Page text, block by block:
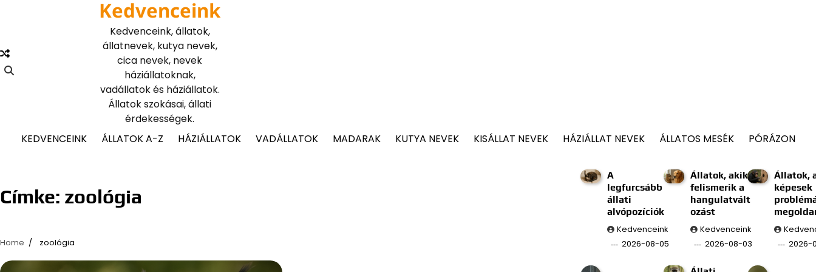
Kedvenceink
Kedvenceink, állatok,
állatnevek, kutya nevek,
cica nevek, nevek
háziállatoknak,
vadállatok és háziállatok.
Állatok szokásai, állati
érdekességek.
KEDVENCEINK
ÁLLATOK A-Z HÁZIÁLLATOK VADÁLLATOK MADARAK KUTYA NEVEK KISÁLLAT NEVEK HÁZIÁLLAT NEVEK ÁLLATOS MESÉK PÓRÁZON
Címke: zoológia
Home zoológia
A
legfurcsább
állati
alvópozíciók
Kedvenceink
2026-08-05
Állatok, akik
felismerik a
hangulatvált
ozást
Kedvenceink
2026-08-03
Állatok,
képesek
2026-